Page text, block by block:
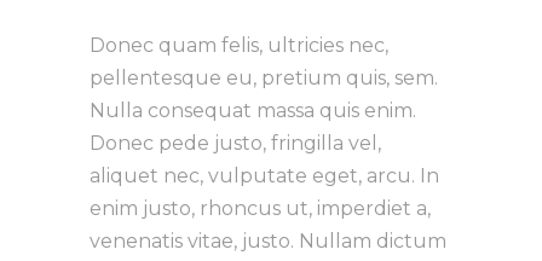
Donec quam felis, ultricies nec,
pellentesque eu, pretium quis, sem.
Nulla consequat massa quis enim.
Donec pede justo, fringilla vel,
aliquet nec, vulputate eget, arcu. In
enim justo, rhoncus ut, imperdiet a,
venenatis vitae, justo. Nullam dictum